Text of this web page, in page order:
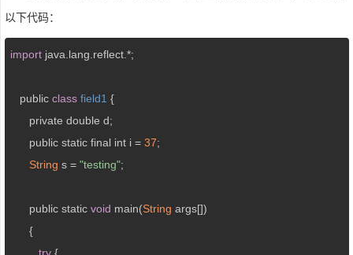
以下代码：
import java.lang.reflect.*;
   public
class field1 {
      private double d;
      public static final int i =
37;
String s = "testing";
      public static
void main(String args[])
      {